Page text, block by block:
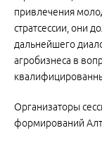
привлечения
стратсессии, они
дальнейшего
агробизнеса в
Организаторы
формирований